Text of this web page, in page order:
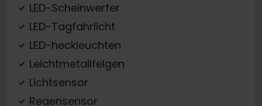
LED-Scheinwerfer
LED-Tagfahrlicht
LED-heckleuchten
Leichtmetallfelgen
Lichtsensor
Regensensor